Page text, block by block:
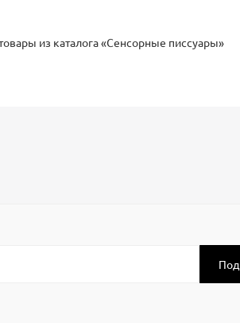
из каталога «Сенсорные писсуары»